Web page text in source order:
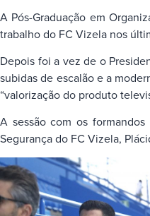
A Pós-Graduação em
trabalho do FC Vizela nos
Depois foi a vez de o
subidas de escalão e a
“valorização do produto
A sessão com os
Segurança do FC Vizela,